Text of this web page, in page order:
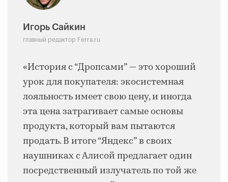
Игорь Сайкин
главный редактор Ferra.ru
«История с “Дропсами” — это хороший
урок для покупателя: экосистемная
лояльность имеет свою цену, и иногда
эта цена затрагивает самые основы
продукта, который вам пытаются
продать. В итоге “Яндекс” в своих
наушниках с Алисой предлагает один
посредственный излучатель по той же